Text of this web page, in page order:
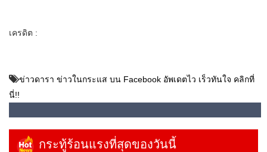
เครดิต :
ข่าวดารา ข่าวในกระแส บน Facebook อัพเดตไว เร็วทันใจ คลิกที่
นี่!!
กระทู้ร้อนแรงที่สุดของวันนี้